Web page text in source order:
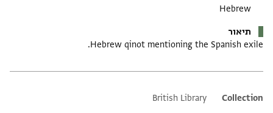
Hebrew
תיאור
Hebrew qinot mentioning the Spanish exile.
Additional metadata
Collection
British Library